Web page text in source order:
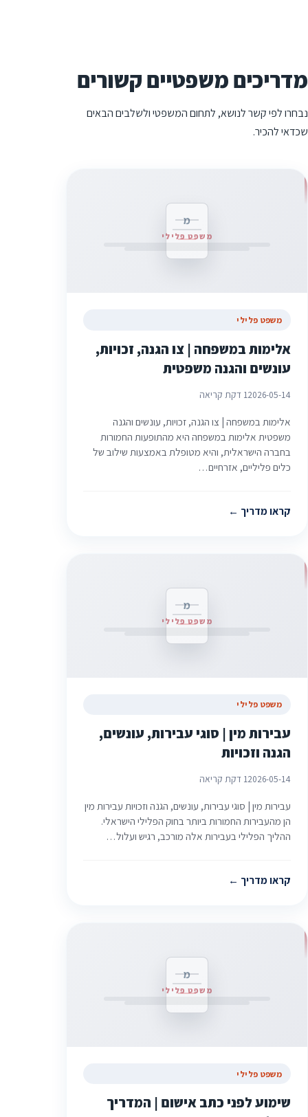
מדריכים משפטיים קשורים
נבחרו לפי קשר לנושא, לתחום המשפטי ולשלבים הבאים
שכדאי להכיר.
מ
משפט פלילי
משפט פלילי
אלימות במשפחה | צו הגנה, זכויות,
עונשים והגנה משפטית
2026-05-141 דקת קריאה
אלימות במשפחה | צו הגנה, זכויות, עונשים והגנה
משפטית אלימות במשפחה היא מהתופעות החמורות
בחברה הישראלית, והיא מטופלת באמצעות שילוב של
כלים פליליים, אזרחיים…
קראו מדריך
מ
משפט פלילי
משפט פלילי
עבירות מין | סוגי עבירות, עונשים,
הגנה וזכויות
2026-05-141 דקת קריאה
עבירות מין | סוגי עבירות, עונשים, הגנה וזכויות עבירות מין
הן מהעבירות החמורות ביותר בחוק הפלילי הישראלי.
ההליך הפלילי בעבירות אלה מורכב, רגיש ועלול…
קראו מדריך
מ
משפט פלילי
משפט פלילי
שימוע לפני כתב אישום | המדריך